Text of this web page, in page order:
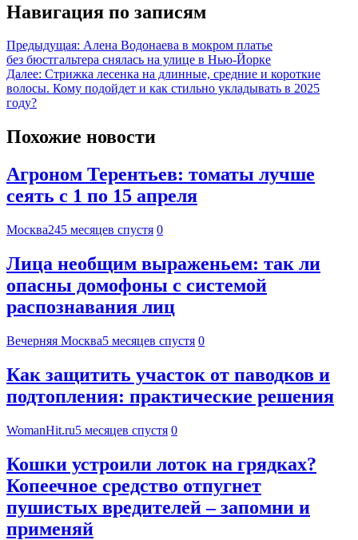
Навигация по записям
Предыдущая: Алена Водонаева в мокром платье
без бюстгальтера снялась на улице в Нью-Йорке
Далее: Стрижка лесенка на длинные, средние и короткие
волосы. Кому подойдет и как стильно укладывать в 2025
году?
Похожие новости
Агроном Терентьев: томаты лучше
сеять с 1 по 15 апреля
Москва245 месяцев спустя 0
Лица необщим выраженьем: так ли
опасны домофоны с системой
распознавания лиц
Вечерняя Москва5 месяцев спустя 0
Как защитить участок от паводков и
подтопления: практические решения
WomanHit.ru5 месяцев спустя 0
Кошки устроили лоток на грядках?
Копеечное средство отпугнет
пушистых вредителей – запомни и
применяй